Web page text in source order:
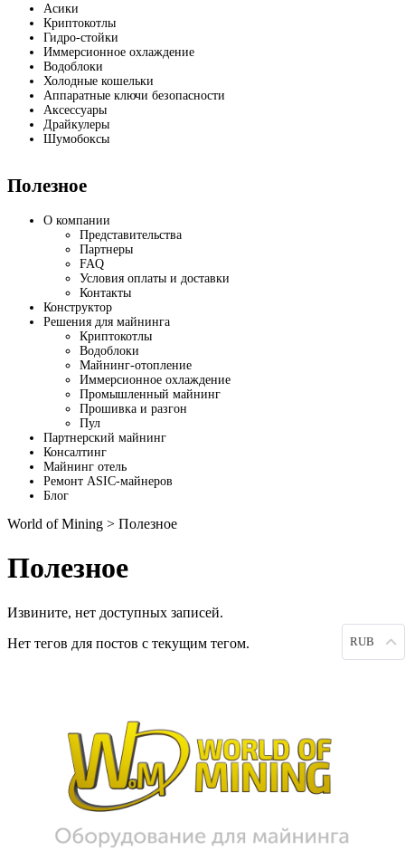
Асики
Криптокотлы
Гидро-стойки
Иммерсионное охлаждение
Водоблоки
Холодные кошельки
Аппаратные ключи безопасности
Аксессуары
Драйкулеры
Шумобоксы
Полезное
О компании
Представительства
Партнеры
FAQ
Условия оплаты и доставки
Контакты
Конструктор
Решения для майнинга
Криптокотлы
Водоблоки
Майнинг-отопление
Иммерсионное охлаждение
Промышленный майнинг
Прошивка и разгон
Пул
Партнерский майнинг
Консалтинг
Майнинг отель
Ремонт ASIC-майнеров
Блог
World of Mining > Полезное
Полезное
Извините, нет доступных записей.
Нет тегов для постов с текущим тегом.
RUB